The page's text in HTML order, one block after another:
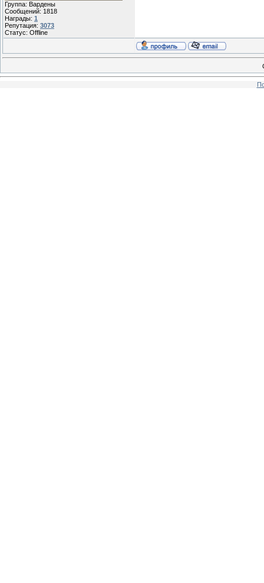
Группа: Вардены
Сообщений: 1818
Награды: 1
Репутация: 3073
Статус: Offline